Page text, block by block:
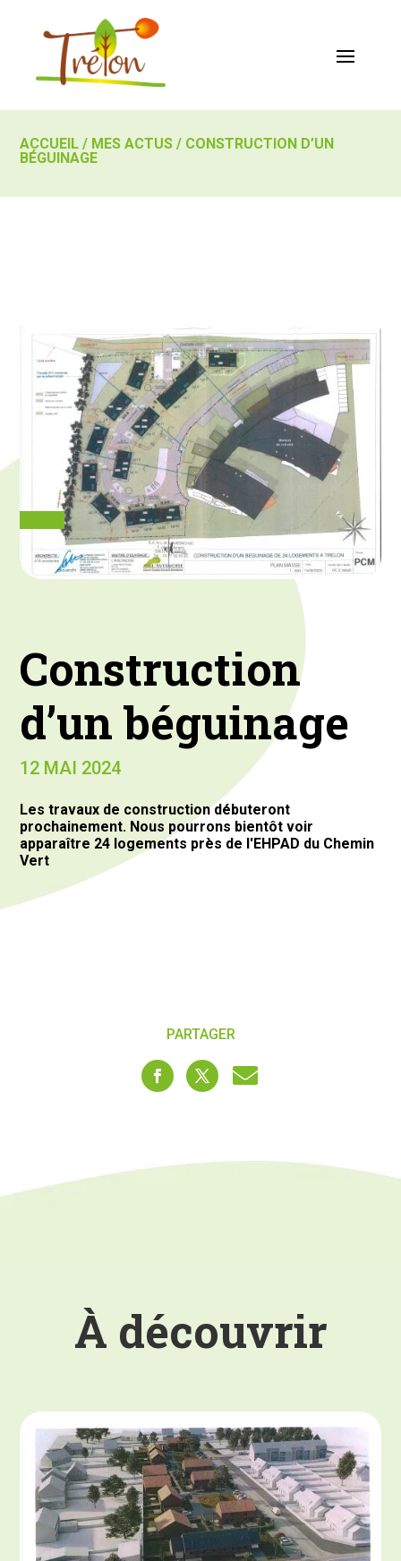
ACCUEIL / MES ACTUS / CONSTRUCTION D’UN
BÉGUINAGE
Construction
d’un béguinage
12 MAI 2024
Les travaux de construction débuteront
prochainement. Nous pourrons bientôt voir
apparaître 24 logements près de l'EHPAD du Chemin
Vert
PARTAGER
À découvrir